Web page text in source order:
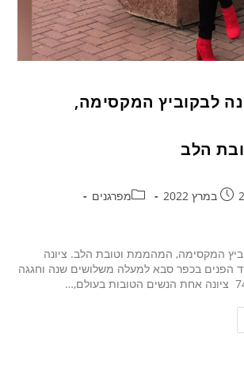
לבקוביץ המקסימה,
הלב
מפרגנים
המקסימה, המהממת וטובת הלב. ציונה
הפנים בכפר סבא למעלה משלושים שנה וחגגה